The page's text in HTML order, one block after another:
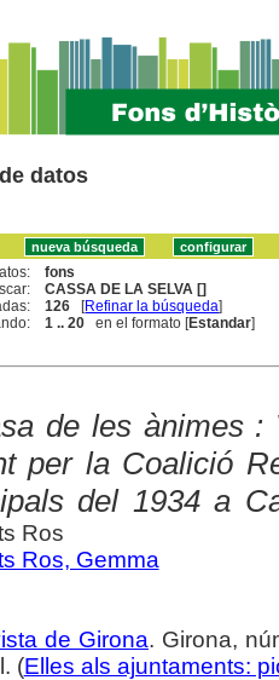
datos
fons
CASSA DE LA SELVA []
126 [Refinar la búsqueda]
1 .. 20 en el formato [Estandar]
de les ànimes :
per la Coalició
del 1934 a
Ros
Ros, Gemma
de Girona. Girona,
(Elles als ajuntaments: